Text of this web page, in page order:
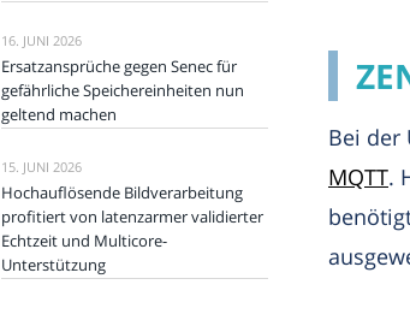
Bei der
MQTT.
16. JUNI 2026
Ersatzansprüche gegen Senec für
gefährliche Speichereinheiten nun
geltend machen
15. JUNI 2026
Hochauflösende Bildverarbeitung
profitiert von latenzarmer validierter
Echtzeit und Multicore-
Unterstützung